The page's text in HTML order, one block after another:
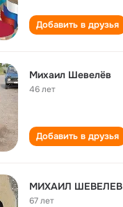
Добавить в друзья
Михаил Шевелёв
46 лет
Добавить в друзья
МИХАИЛ ШЕВЕЛЕВ
67 лет